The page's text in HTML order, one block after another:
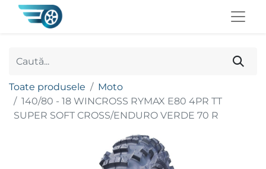
Toate produsele
Moto
140/80 - 18 WINCROSS RYMAX E80 4PR TT
SUPER SOFT CROSS/ENDURO VERDE 70 R